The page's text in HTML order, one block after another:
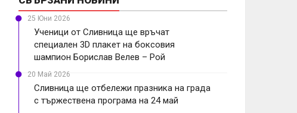
25 Юни 2026
Ученици от Сливница ще връчат
специален 3D плакет на боксовия
шампион Борислав Велев – Рой
20 Май 2026
Сливница ще отбележи празника на града
с тържествена програма на 24 май